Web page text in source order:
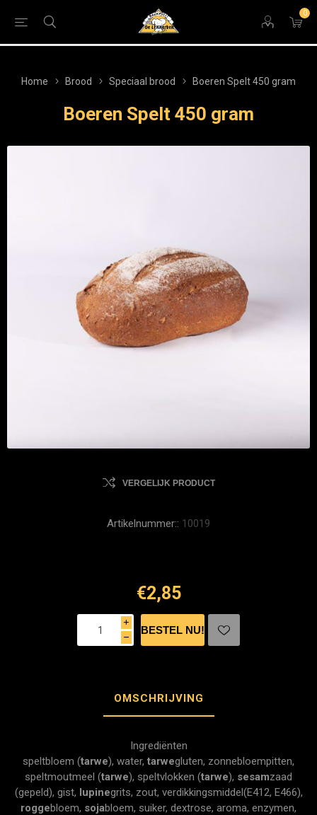
0
Home Brood Speciaal brood Boeren Spelt 450 gram
Boeren Spelt 450 gram
VERGELIJK PRODUCT
Artikelnummer:: 10019
€2,85
i
h
OMSCHRIJVING
Ingrediënten
speltbloem (tarwe), water, tarwegluten, zonnebloempitten,
speltmoutmeel (tarwe), speltvlokken (tarwe), sesamzaad
(gepeld), gist, lupinegrits, zout, verdikkingsmiddel(E412, E466),
roggebloem, sojabloem, suiker, dextrose, aroma, enzymen,